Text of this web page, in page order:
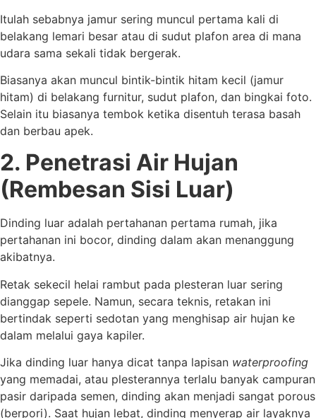
Itulah sebabnya jamur sering muncul pertama kali di
belakang lemari besar atau di sudut plafon area di mana
udara sama sekali tidak bergerak.
Biasanya akan muncul bintik-bintik hitam kecil (jamur
hitam) di belakang furnitur, sudut plafon, dan bingkai foto.
Selain itu biasanya tembok ketika disentuh terasa basah
dan berbau apek.
2. Penetrasi Air Hujan
(Rembesan Sisi Luar)
Dinding luar adalah pertahanan pertama rumah, jika
pertahanan ini bocor, dinding dalam akan menanggung
akibatnya.
Retak sekecil helai rambut pada plesteran luar sering
dianggap sepele. Namun, secara teknis, retakan ini
bertindak seperti sedotan yang menghisap air hujan ke
dalam melalui gaya kapiler.
Jika dinding luar hanya dicat tanpa lapisan waterproofing
yang memadai, atau plesterannya terlalu banyak campuran
pasir daripada semen, dinding akan menjadi sangat porous
(berpori). Saat hujan lebat, dinding menyerap air layaknya